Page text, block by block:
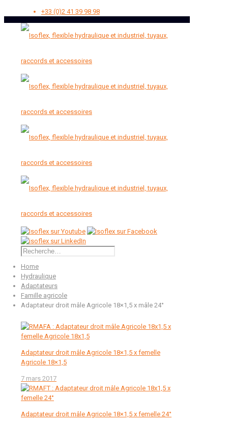
+33 (0)2 41 39 98 98
Rechercher :
Home
Hydraulique
Adaptateurs
Famille agricole
Adaptateur droit mâle Agricole 18×1,5 x mâle 24°
Adaptateur droit mâle Agricole 18×1,5 x femelle
Agricole 18×1,5
7 mars 2017
Adaptateur droit mâle Agricole 18×1,5 x femelle 24°